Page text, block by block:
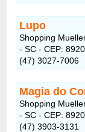
Lupo
Shopping
- SC - CEP:
(47) 3027-7006
Magia do
Shopping
- SC - CEP:
(47) 3903-3131